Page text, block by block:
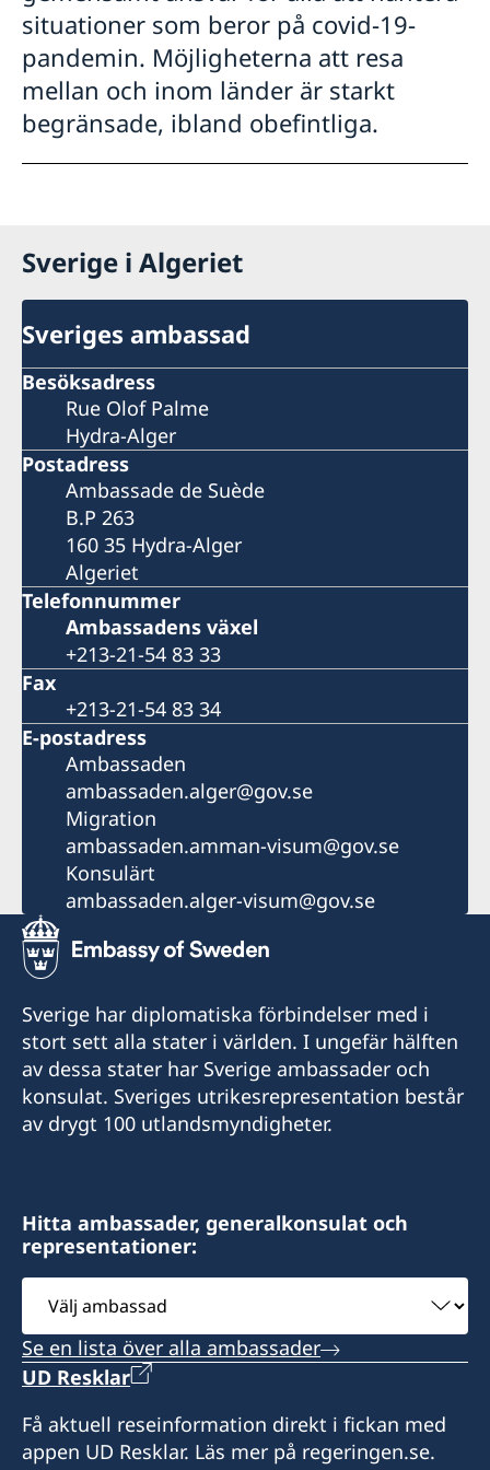
situationer som beror på covid-19-
pandemin. Möjligheterna att resa
mellan och inom länder är starkt
begränsade, ibland obefintliga.
Sverige i Algeriet
Sveriges ambassad
Besöksadress
Rue Olof Palme
Hydra-Alger
Postadress
Ambassade de Suède
B.P 263
160 35 Hydra-Alger
Algeriet
Telefonnummer
Ambassadens växel
+213-21-54 83 33
Fax
+213-21-54 83 34
E-postadress
Ambassaden
ambassaden.alger@gov.se
Migration
ambassaden.amman-visum@gov.se
Konsulärt
ambassaden.alger-visum@gov.se
Sverige har diplomatiska förbindelser med i
stort sett alla stater i världen. I ungefär hälften
av dessa stater har Sverige ambassader och
konsulat. Sveriges utrikesrepresentation består
av drygt 100 utlandsmyndigheter.
Hitta ambassader, generalkonsulat och
representationer:
Välj
ambassad
Se en lista över alla ambassader
UD Resklar
Få aktuell reseinformation direkt i fickan med
appen UD Resklar. Läs mer på regeringen.se.